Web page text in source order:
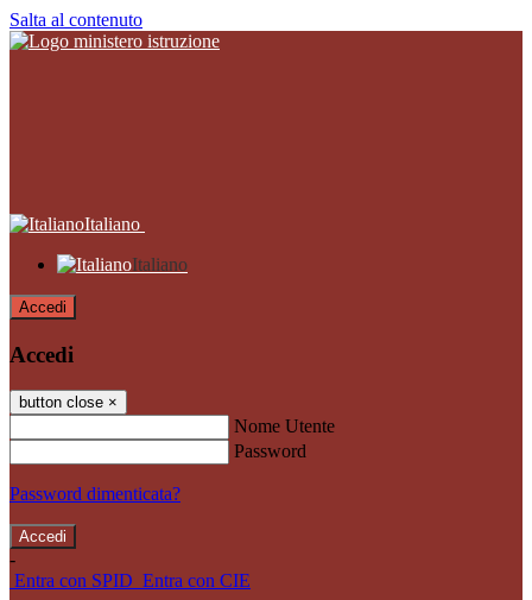
Salta al contenuto
Italiano
Italiano
Accedi
Accedi
button close ×
Nome Utente
Password
Password dimenticata?
-
Entra con SPID Entra con CIE